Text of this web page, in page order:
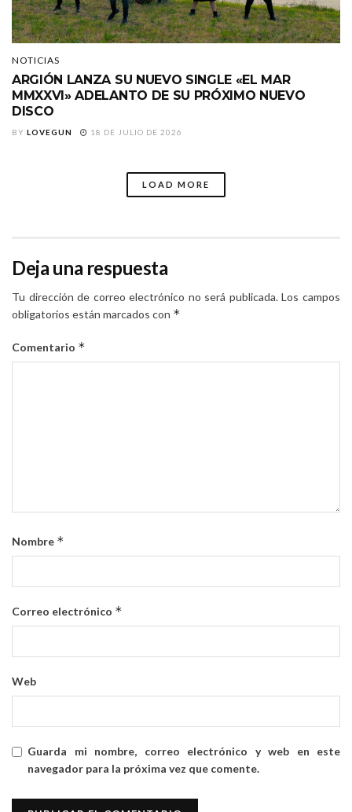
NOTICIAS
ARGIÓN LANZA SU NUEVO SINGLE «EL MAR
MMXXVI» ADELANTO DE SU PRÓXIMO NUEVO
DISCO
BY LOVEGUN 18 DE JULIO DE 2026
LOAD MORE
Deja una respuesta
Tu dirección de correo electrónico no será publicada. Los campos
obligatorios están marcados con *
Comentario *
Nombre *
Correo electrónico *
Web
Guarda mi nombre, correo electrónico y web en este
navegador para la próxima vez que comente.